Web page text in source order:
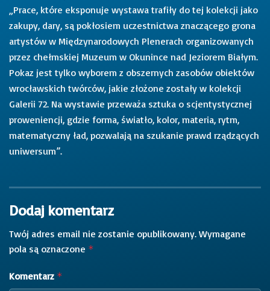
„Prace, które eksponuje wystawa trafiły do tej kolekcji jako
zakupy, dary, są pokłosiem uczestnictwa znaczącego grona
artystów w Międzynarodowych Plenerach organizowanych
przez chełmskiej Muzeum w Okunince nad Jeziorem Białym.
Pokaz jest tylko wyborem z obszernych zasobów obiektów
wrocławskich twórców, jakie złożone zostały w kolekcji
Galerii 72. Na wystawie przeważa sztuka o scjentystycznej
proweniencji, gdzie forma, światło, kolor, materia, rytm,
matematyczny ład, pozwalają na szukanie prawd rządzących
uniwersum”.
Dodaj komentarz
Twój adres email nie zostanie opublikowany. Wymagane
pola są oznaczone *
Komentarz *